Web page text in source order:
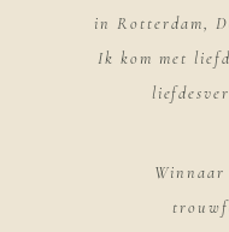
in Rotterdam,
Ik kom met